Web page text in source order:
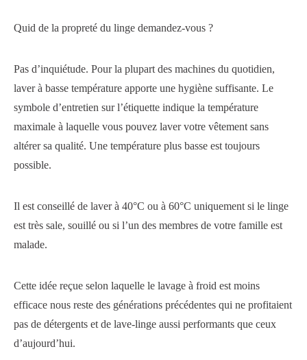
Quid de la propreté du linge demandez-vous ?
Pas d’inquiétude. Pour la plupart des machines du quotidien,
laver à basse température apporte une hygiène suffisante. Le
symbole d’entretien sur l’étiquette indique la température
maximale à laquelle vous pouvez laver votre vêtement sans
altérer sa qualité. Une température plus basse est toujours
possible.
Il est conseillé de laver à 40°C ou à 60°C uniquement si le linge
est très sale, souillé ou si l’un des membres de votre famille est
malade.
Cette idée reçue selon laquelle le lavage à froid est moins
efficace nous reste des générations précédentes qui ne profitaient
pas de détergents et de lave-linge aussi performants que ceux
d’aujourd’hui.